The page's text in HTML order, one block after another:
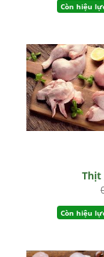
Còn hiệu
Thịt
Còn hiệu